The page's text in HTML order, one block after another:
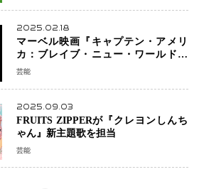
2025.02.18
マーベル映画『キャプテン・アメリ
カ：ブレイブ・ニュー・ワールド』
新ブラック・ウィドウ役のシラ・ハー
芸能
2025.09.03
FRUITS ZIPPERが『クレヨンしんち
ゃん』新主題歌を担当
芸能